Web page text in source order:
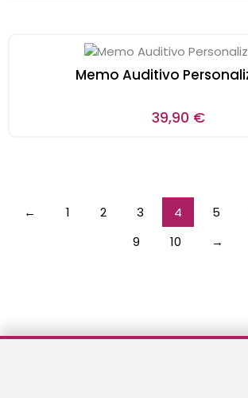
Memo Auditivo
39,90 €
← 1 2 3 4 5
9
10 →